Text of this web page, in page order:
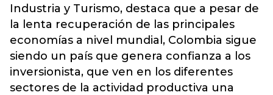
Industria y Turismo, destaca que a pesar de
la lenta recuperación de las principales
economías a nivel mundial, Colombia sigue
siendo un país que genera confianza a los
inversionista, que ven en los diferentes
sectores de la actividad productiva una